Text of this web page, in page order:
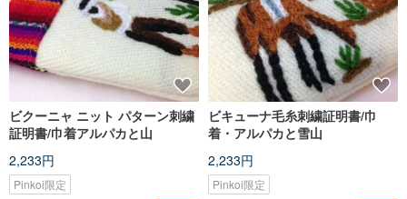
ビクーニャ ニット パターン刺繍
証明書/巾着アルパカと山
2,233円
Pinkoi限定
ビキューナ毛糸刺繍証明書/巾
着・アルパカと雪山
2,233円
Pinkoi限定